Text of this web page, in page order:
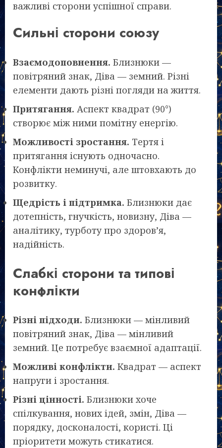
важливі сторони успішної справи.
Сильні сторони союзу
Взаємодоповнення. Близнюки —
повітряний знак, Діва — земний. Різні
елементи дають різні погляди на життя.
Притягання. Аспект квадрат (90°)
створює між ними помітну енергію.
Можливості зростання. Тертя і
притягання існують одночасно.
Конфлікти неминучі, але штовхають до
розвитку.
Щедрість і підтримка. Близнюки дає
дотепність, гнучкість, новизну, Діва —
аналітику, турботу про здоров’я,
надійність.
Слабкі сторони та типові
конфлікти
Різні підходи. Близнюки — мінливий
повітряний знак, Діва — мінливий
земний. Це потребує взаємної адаптації.
Можливі конфлікти. Квадрат — аспект
напруги і зростання.
Різні цінності. Близнюки хоче
спілкування, нових ідей, змін, Діва —
порядку, досконалості, користі. Ці
пріоритети можуть стикатися.